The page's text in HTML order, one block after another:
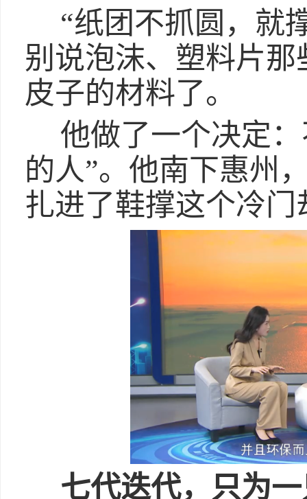
“纸团不抓圆，就
别说泡沫、塑料片
皮子的材料了。
他做了一个决定
的人”。他南下惠州
扎进了鞋撑这个冷
七代迭代，只为